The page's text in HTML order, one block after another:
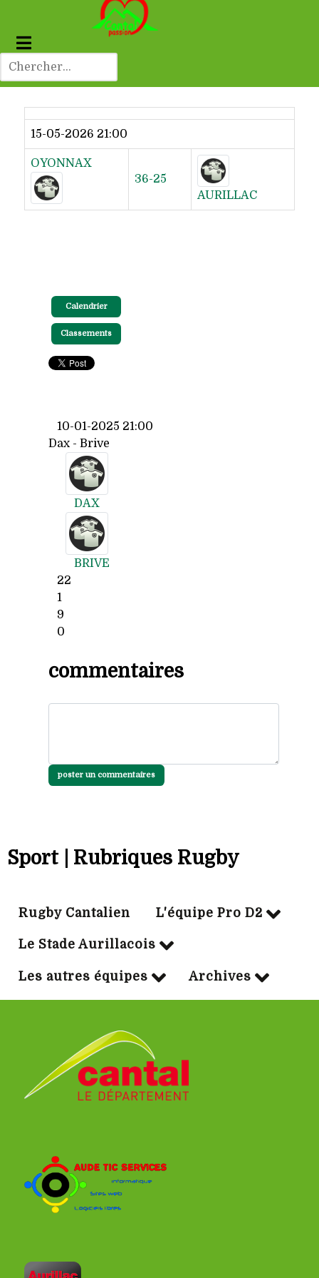
Dernier résultat
15-05-2026 21:00
OYONNAX
36-25
AURILLAC
Calendrier
Classements
10-01-2025 21:00
Dax - Brive
DAX
BRIVE
22
1
9
0
commentaires
poster un commentaires
Sport | Rubriques Rugby
Rugby Cantalien L'équipe Pro D2
Le Stade Aurillacois
Les autres équipes Archives